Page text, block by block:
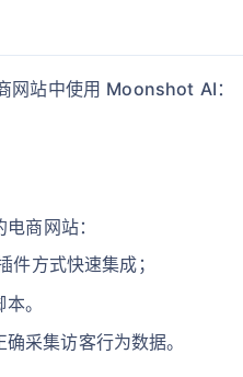
网站中使用 Moonshot AI：
商网站：
方式快速集成；
。
采集访客行为数据。